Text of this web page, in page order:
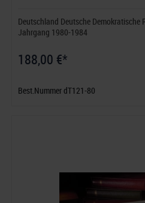
Deutschland Deutsche Demokratische
Jahrgang 1980-1984
188,00 €*
Best.Nummer dT121-80